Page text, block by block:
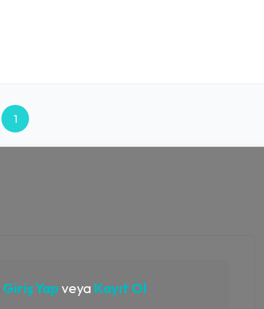
1
Giriş Yap veya Kayıt Ol